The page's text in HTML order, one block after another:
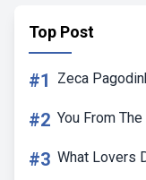
Top Post
#1 Zeca
#2 You From
#3 What Lovers